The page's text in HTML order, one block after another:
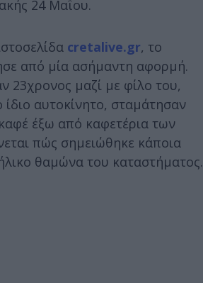
24 Μαΐου.
cretalive.gr, το
από μία ασήμαντη αφορμή.
23χρονος μαζί με φίλο του,
αυτοκίνητο, σταμάτησαν
έξω από καφετέρια των
πώς σημειώθηκε κάποια
θαμώνα του καταστήματος.